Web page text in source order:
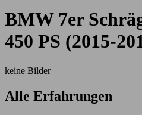
BMW 7er
450 PS (2015-
keine Bilder
Alle Erfahrungen